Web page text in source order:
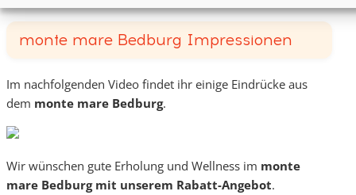
monte mare Bedburg Impressionen
Im nachfolgenden Video findet ihr einige Eindrücke aus
dem monte mare Bedburg.
Wir wünschen gute Erholung und Wellness im monte
mare Bedburg mit unserem Rabatt-Angebot.